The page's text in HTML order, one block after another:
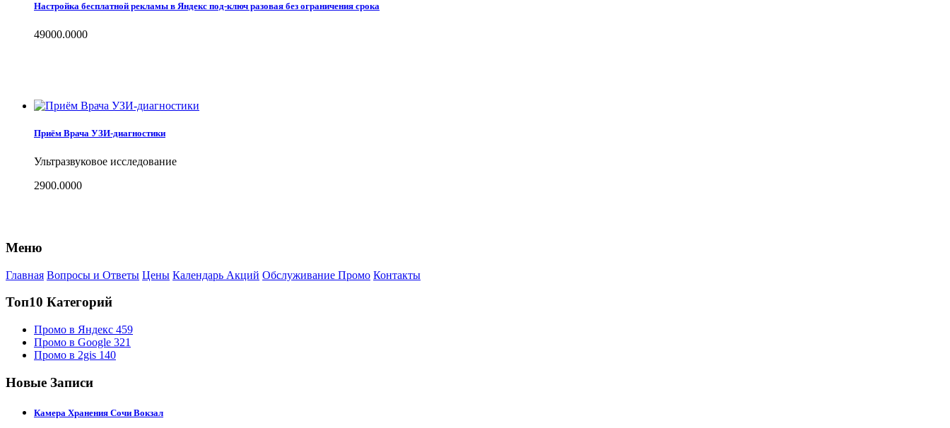
Настройка бесплатной рекламы в Яндекс под-ключ разовая без ограничения срока
49000.0000
Приём Врача УЗИ-диагностики
Ультразвуковое исследование
2900.0000
Меню
Главная Вопросы и Ответы Цены Календарь Акций Обслуживание Промо Контакты
Топ10 Категорий
Промо в Яндекс 459
Промо в Google 321
Промо в 2gis 140
Новые Записи
Камера Хранения Сочи Вокзал